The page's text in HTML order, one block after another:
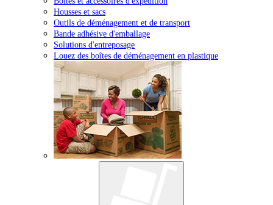
Housses et sacs
Outils de déménagement et de transport
Bande adhésive d'emballage
Solutions d'entreposage
Louez des boîtes de déménagement en plastique